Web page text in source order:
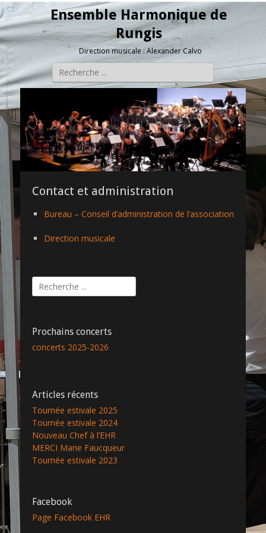
Ensemble Harmonique de
Rungis
Direction musicale : Alexander Calvo
Rechercher :
Contact et administration
Bureau – Conseil d’administration de l’association
Direction musicale
Rechercher :
Prochains concerts
concerts 2025-2026
Articles récents
Tournée estivale 2025
Tournée estivale 2024
Nouveau Chef à l’EHR
MERCI Marie Faucqueur
Tournée estivale 2023
Facebook
Page Facebook EHR